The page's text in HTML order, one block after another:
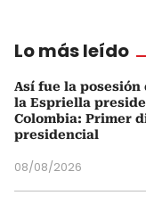
Lo más leído
Así fue la posesión
la Espriella
Colombia: Primer
presidencial
08/08/2026